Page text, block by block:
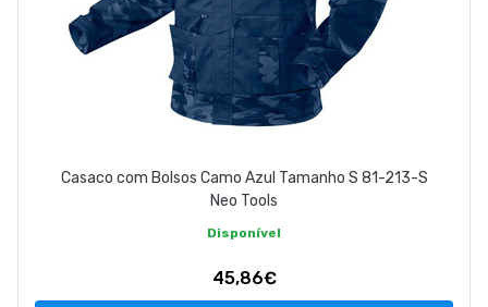
Casaco com Bolsos Camo Azul Tamanho S 81-213-S
Neo Tools
Disponível
45,86€